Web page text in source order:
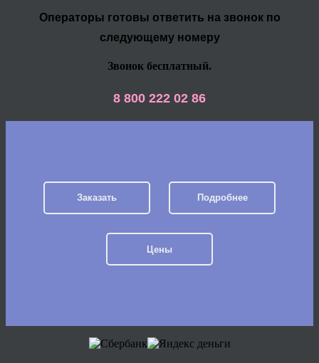
Операторы готовы ответить на звонок по
следующему номеру
Звонок бесплатный.
8 800 222 02 86
Заказать Подробнее
Цены